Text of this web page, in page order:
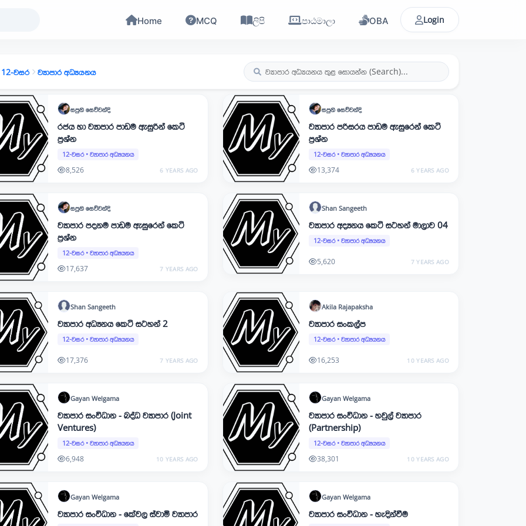
Home MCQ ලිපි පාඨමාලා OBA Login
12-වසර ව්‍යාපාර අධ්‍යයනය
සපුනි සෙව්වන්දි
රජය හා ව්‍යාපාර පාඩම ඇසුරින් කෙටි
ප්‍රශ්න
12-වසර• ව්‍යාපාර අධ්‍යයනය
8,526 6 YEARS AGO
සපුනි සෙව්වන්දි
ව්‍යාපාර පරිසරය පාඩම ඇසුරෙන් කෙටි
ප්‍රශ්න
12-වසර• ව්‍යාපාර අධ්‍යයනය
13,374 6 YEARS AGO
සපුනි සෙව්වන්දි
ව්‍යාපාර පදනම පාඩම ඇසුරෙන් කෙටි
ප්‍රශ්න
12-වසර• ව්‍යාපාර අධ්‍යයනය
17,637 7 YEARS AGO
Shan Sangeeth
ව්‍යාපාර අද්‍යනය කෙටි සටහන් මාලාව 04
12-වසර• ව්‍යාපාර අධ්‍යයනය
5,620 7 YEARS AGO
Shan Sangeeth
ව්‍යාපාර අධ්‍යනය කෙටි සටහන් 2
12-වසර• ව්‍යාපාර අධ්‍යයනය
17,376 7 YEARS AGO
Akila Rajapaksha
ව්‍යාපාර සංකල්ප
12-වසර• ව්‍යාපාර අධ්‍යයනය
16,253 10 YEARS AGO
Gayan Welgama
ව්‍යාපාර සංවිධාන - බද්ධ ව්‍යාපාර (Joint
Ventures)
12-වසර• ව්‍යාපාර අධ්‍යයනය
6,948 10 YEARS AGO
Gayan Welgama
ව්‍යාපාර සංවිධාන - හවුල් ව්‍යාපාර
(Partnership)
12-වසර• ව්‍යාපාර අධ්‍යයනය
38,301 10 YEARS AGO
Gayan Welgama
ව්‍යාපාර සංවිධාන - කේවල ස්වාමි ව්‍යාපාර
Gayan Welgama
ව්‍යාපාර සංවිධාන - හැදින්වීම